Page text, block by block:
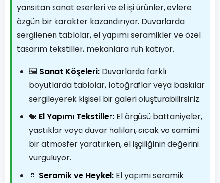
yansıtan sanat eserleri ve el işi ürünler, evlere
özgün bir karakter kazandırıyor. Duvarlarda
sergilenen tablolar, el yapımı seramikler ve özel
tasarım tekstiller, mekanlara ruh katıyor.
🖼️ Sanat Köşeleri: Duvarlarda farklı
boyutlarda tablolar, fotoğraflar veya baskılar
sergileyerek kişisel bir galeri oluşturabilirsiniz.
🧶 El Yapımı Tekstiller: El örgüsü battaniyeler,
yastıklar veya duvar halıları, sıcak ve samimi
bir atmosfer yaratırken, el işçiliğinin değerini
vurguluyor.
🏺 Seramik ve Heykel: El yapımı seramik